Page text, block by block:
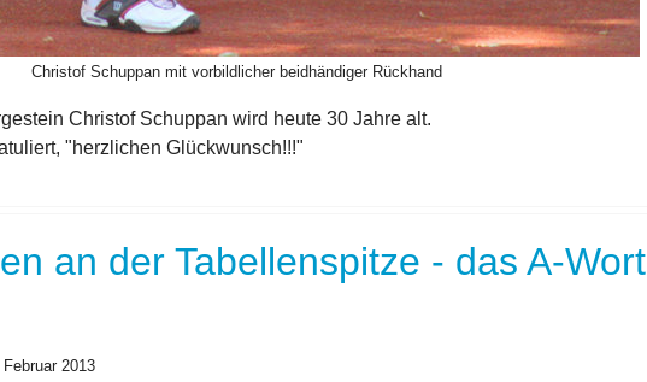
Christof Schuppan mit vorbildlicher beidhändiger Rückhand
Christof Schuppan wird heute 30 Jahre alt.
"herzlichen Glückwunsch!!!"
an der Tabellenspitze - das A-Wort
Februar 2013